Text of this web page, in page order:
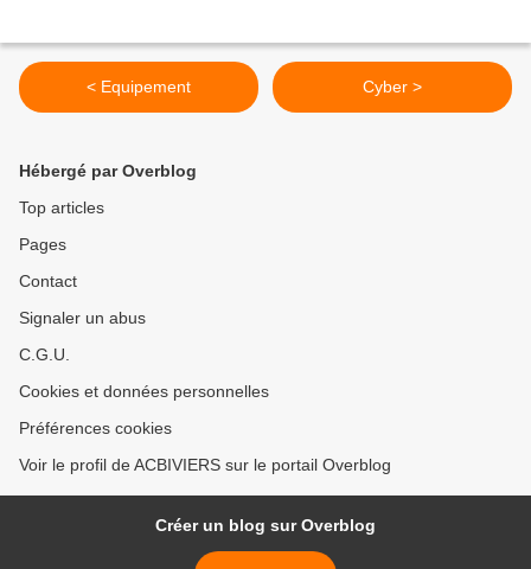
< Equipement Cyber >
Hébergé par Overblog
Top articles
Pages
Contact
Signaler un abus
C.G.U.
Cookies et données personnelles
Préférences cookies
Voir le profil de ACBIVIERS sur le portail Overblog
Créer un blog sur Overblog